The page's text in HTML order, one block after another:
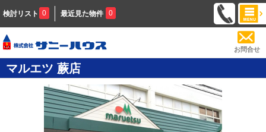
検討リスト 0 最近見た物件 0
お問合せ
マルエツ 蕨店